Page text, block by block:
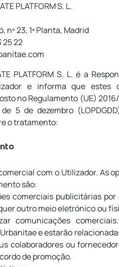
PLATFORM S. L.
nº 23, 1ª Planta, Madrid
25 22
PLATFORM S. L. é a
e informa que estes
no Regulamento (UE)
5 de dezembro
o tratamento:
com o Utilizador. As
são:
comerciais publicitárias por
outro meio eletrónico ou
comunicações
e estarão
colaboradores ou
de promoção.